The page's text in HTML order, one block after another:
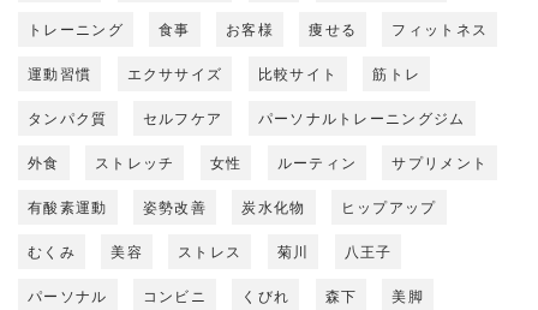
トレーニング 食事 お客様 痩せる フィットネス
運動習慣 エクササイズ 比較サイト 筋トレ
タンパク質 セルフケア パーソナルトレーニングジム
外食 ストレッチ 女性 ルーティン サプリメント
有酸素運動 姿勢改善 炭水化物 ヒップアップ
むくみ 美容 ストレス 菊川 八王子
パーソナル コンビニ くびれ 森下 美脚